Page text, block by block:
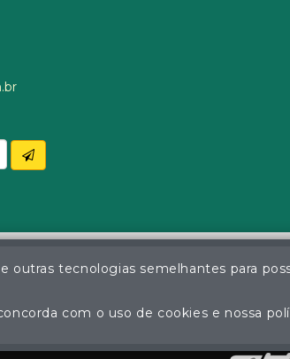
Gustavo Correa Pereira da Silva - Leiloeiro
A cópia ou reprodução não autorizada do
outras tecnologias semelhantes para
com o uso de cookies e nossa